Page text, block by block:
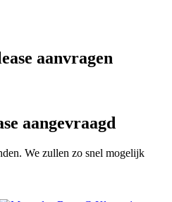
aanvragen
aangevraagd
We zullen zo snel mogelijk